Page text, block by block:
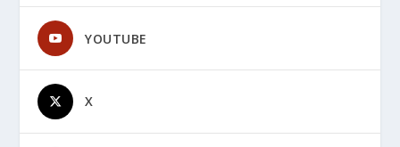
YOUTUBE
X